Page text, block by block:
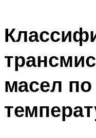
масел по